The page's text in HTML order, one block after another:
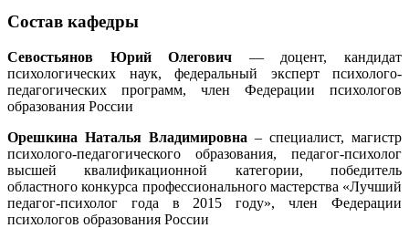
Состав кафедры
Севостьянов Юрий Олегович — доцент, кандидат
психологических наук, федеральный эксперт психолого-
педагогических программ, член Федерации психологов
образования России
Орешкина Наталья Владимировна – специалист, магистр
психолого-педагогического образования, педагог-психолог
высшей квалификационной категории, победитель
областного конкурса профессионального мастерства «Лучший
педагог-психолог года в 2015 году», член Федерации
психологов образования России